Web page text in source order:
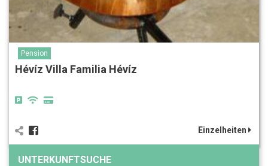
Pension
Hévíz Villa Familia Hévíz
Einzelheiten
UNTERKUNFTSUCHE